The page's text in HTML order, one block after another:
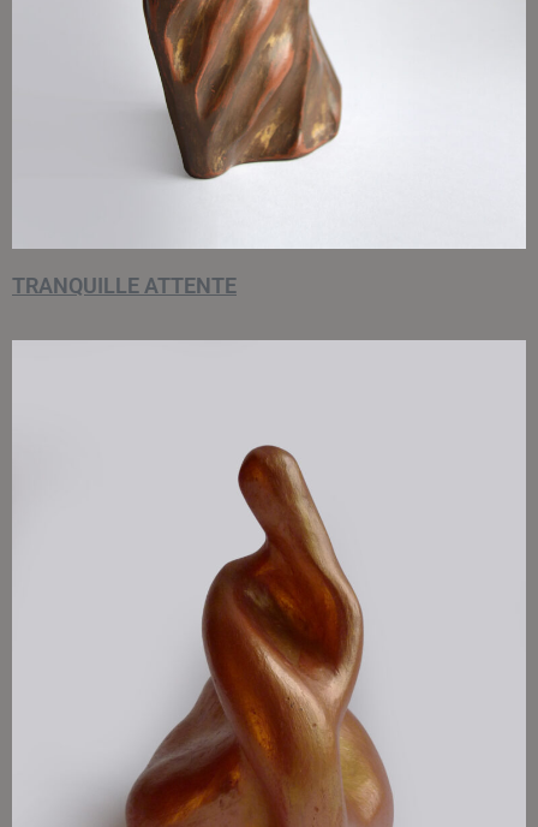
TRANQUILLE ATTENTE